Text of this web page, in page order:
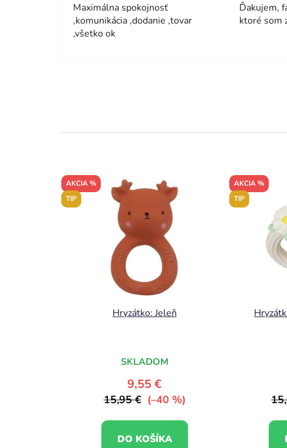
Maximálna spokojnosť
,komunikácia ,dodanie ,tovar
,všetko ok
Ďakujem,
ktoré som
AKCIA %
TIP
Hryzátko: Jeleň
SKLADOM
9,55 €
15,95 € (–40 %)
DO KOŠÍKA
AKCIA %
TIP